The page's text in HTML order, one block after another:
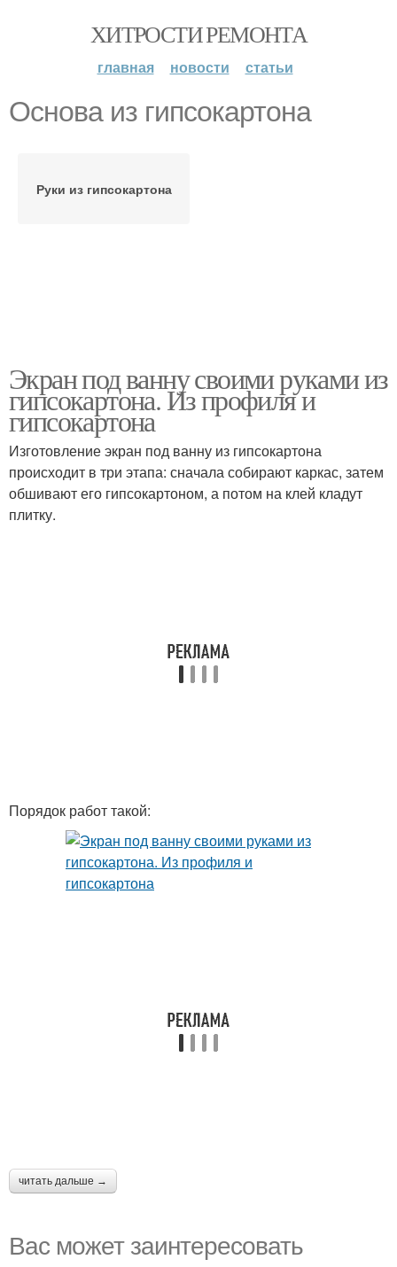
ХИТРОСТИ РЕМОНТА
главная новости статьи
Основа из гипсокартона
Руки из гипсокартона
Экран под ванну своими руками из
гипсокартона. Из профиля и
гипсокартона
Изготовление экран под ванну из гипсокартона
происходит в три этапа: сначала собирают каркас, затем
обшивают его гипсокартоном, а потом на клей кладут
плитку.
Порядок работ такой:
читать дальше →
Вас может заинтересовать